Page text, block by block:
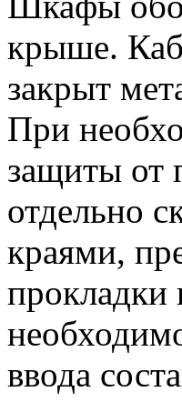
крыше.
закрыт
При
защиты от
отдельно
краями,
прокладки
ввода